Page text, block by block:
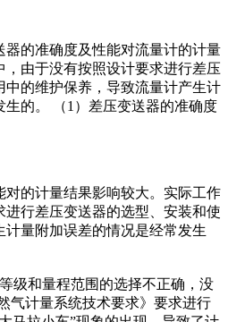
器的准确度及性能对流量计的计量
由于没有按照设计要求进行差压
的维护保养，导致流量计产生计
的。 （1）差压变送器的准确度
对的计量结果影响较大。实际工作
行差压变送器的选型、安装和使
计量附加误差的情况是经常发生
级和量程范围的选择不正确，没
气计量系统技术要求》要求进行